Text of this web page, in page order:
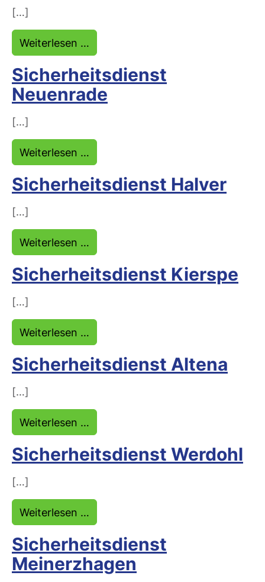
[…]
Weiterlesen …
Sicherheitsdienst
Neuenrade
[…]
Weiterlesen …
Sicherheitsdienst Halver
[…]
Weiterlesen …
Sicherheitsdienst Kierspe
[…]
Weiterlesen …
Sicherheitsdienst Altena
[…]
Weiterlesen …
Sicherheitsdienst Werdohl
[…]
Weiterlesen …
Sicherheitsdienst
Meinerzhagen